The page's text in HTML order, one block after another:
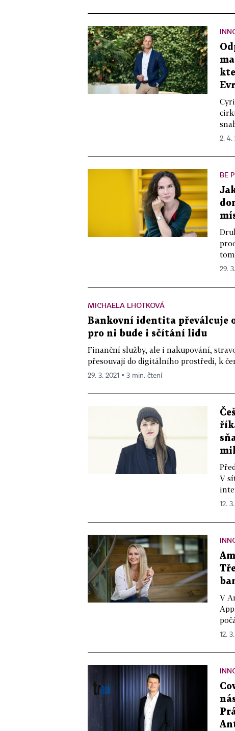
2. 4.
BE
29.
MICHAELA LHOTKOVÁ
Bankovní identita převálcuje
pro ni bude i sčítání lidu
Finanční služby, ale i nakupování,
přesouvají do digitálního prostředí, k
29. 3. 2021 ▪ 3 min. čtení
V
12.
V
12.